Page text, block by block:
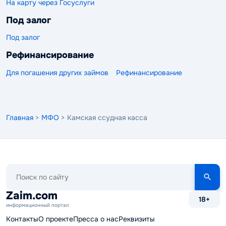
На карту через Госуслуги
Под залог
Под залог
Рефинансирование
Для погашения других займов Рефинансирование
Главная > МФО > Камская ссудная касса
сайту
Zaim.com
информационный портал
18+
КонтактыО проектеПресса о насРеквизиты